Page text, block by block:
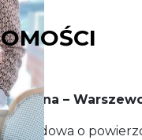
–
ogrodowa o